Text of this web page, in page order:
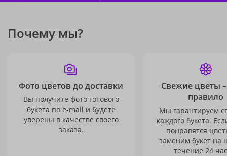
Почему мы?
Фото цветов до доставки
Вы получите фото готового
букета по e-mail и будете
уверены в качестве своего
заказа.
Свежие цветы
правило
Мы гарантируем
каждого букета.
понравятся
заменим букет на
течение 24